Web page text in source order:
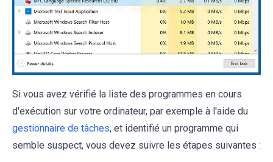
Si vous avez vérifié la liste des programmes en cours
d'exécution sur votre ordinateur, par exemple à l'aide du
gestionnaire de tâches, et identifié un programme qui
semble suspect, vous devez suivre les étapes suivantes :